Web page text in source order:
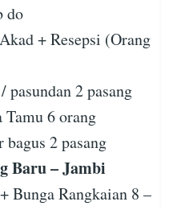
do
+ Resepsi (Orang
pasundan 2 pasang
6 orang
2 pasang
Baru – Jambi
Bunga Rangkaian 8 –